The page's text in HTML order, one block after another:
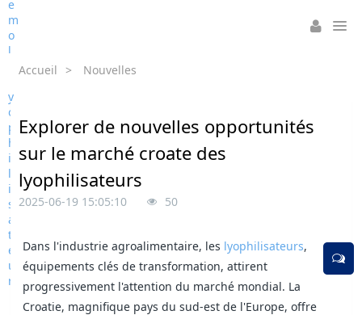
Accueil > Nouvelles
Explorer de nouvelles opportunités
sur le marché croate des
lyophilisateurs
2025-06-19 15:05:10 50
Dans l'industrie agroalimentaire, les lyophilisateurs,
équipements clés de transformation, attirent
progressivement l'attention du marché mondial. La
Croatie, magnifique pays du sud-est de l'Europe, offre